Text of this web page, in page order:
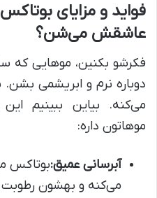
فواید و مزایای
عاشقش می‌شن؟
فکرشو بکنین، موهایی
دوباره نرم و ابریشمی
می‌کنه. بیاین ببینیم
موهاتون داره:
آبرسانی عمیق:بوتاکس
می‌کنه و بهشون رطوبت